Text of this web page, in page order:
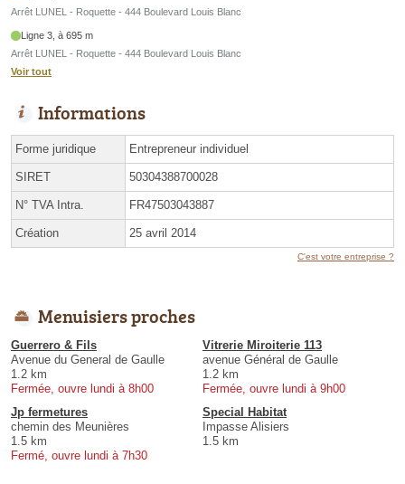
Arrêt LUNEL - Roquette - 444 Boulevard Louis Blanc
Ligne 3, à 695 m
Arrêt LUNEL - Roquette - 444 Boulevard Louis Blanc
Voir tout
Informations
Forme juridique Entrepreneur individuel
SIRET 50304388700028
N° TVA Intra. FR47503043887
Création 25 avril 2014
C'est votre entreprise ?
Menuisiers proches
Guerrero & Fils
Avenue du General de Gaulle
1.2 km
Fermée, ouvre lundi à 8h00
Vitrerie Miroiterie 113
avenue Général de Gaulle
1.2 km
Fermée, ouvre lundi à 9h00
Jp fermetures
chemin des Meunières
1.5 km
Fermé, ouvre lundi à 7h30
Special Habitat
Impasse Alisiers
1.5 km